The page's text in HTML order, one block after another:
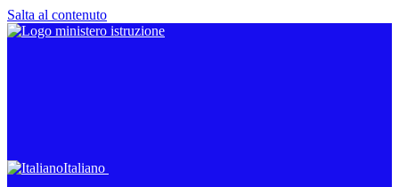
Salta al contenuto
Italiano